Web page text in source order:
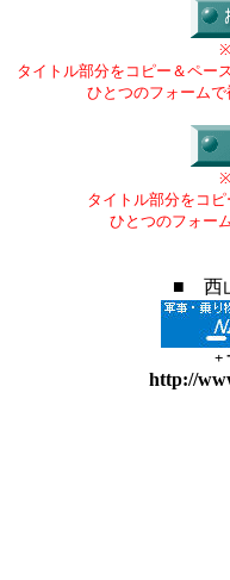
タイトル部分をコピー＆ペー
ひとつのフォーム
タイトル部分をコ
ひとつのフォー
■ 西
+
http://